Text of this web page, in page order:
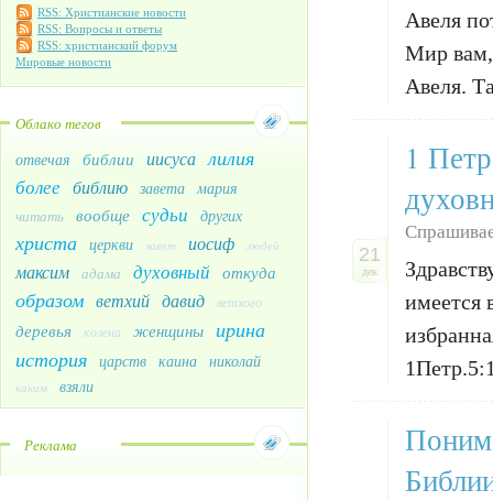
RSS: Христианские новости
RSS: Вопросы и ответы
RSS: христианский форум
Мировые новости
Облако тегов
отвечая библии иисуса лилия
более библию завета мария
читать вообще судьи других
христа церкви завет иосиф людей
максим адама духовный откуда
образом ветхий давид ветхого
деревья колена женщины ирина
история царств каина николай
каким взяли
Реклама
Авеля
Мир
Авеля.
21
дек
1
имеется